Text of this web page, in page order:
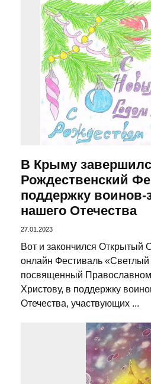
В Крыму
Рождественский
поддержку воинов-
нашего Отечества
27.01.2023
Вот и закончился Открытый
онлайн Фестиваль
посвященный
Христову, в поддержку
Отечества, участвующих ...